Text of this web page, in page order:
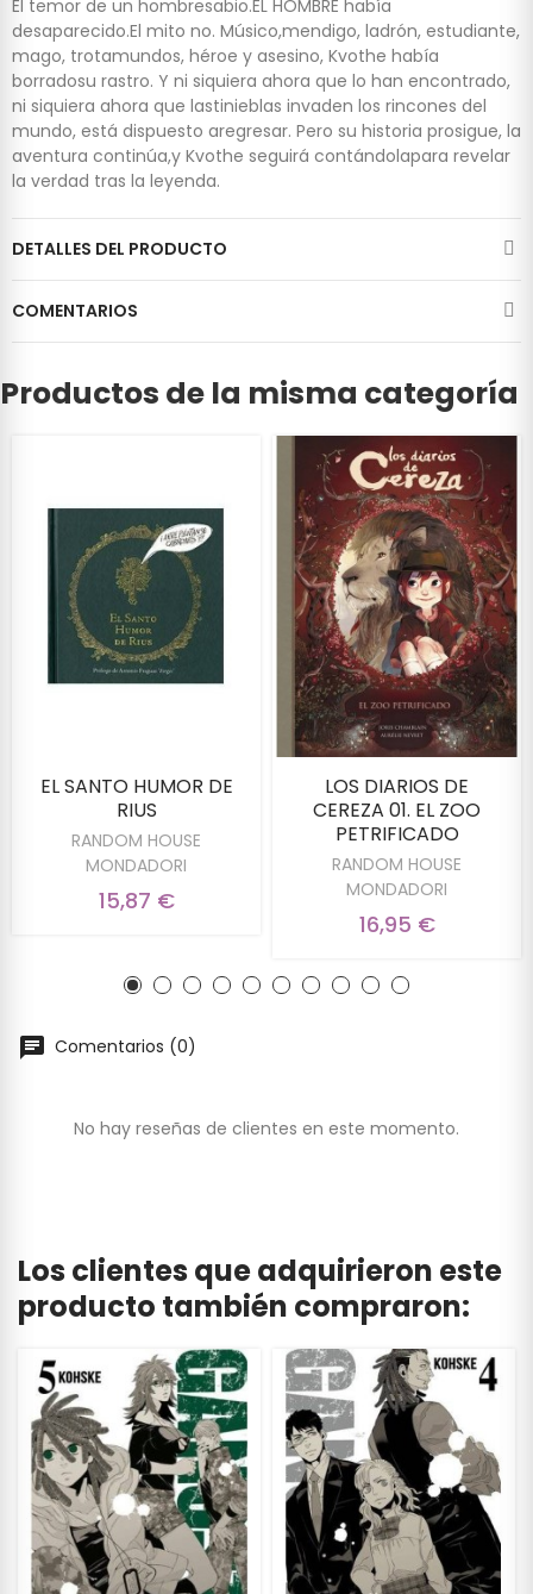
El temor de un hombresabio.EL HOMBRE había
desaparecido.El mito no. Músico,mendigo, ladrón, estudiante,
mago, trotamundos, héroe y asesino, Kvothe había
borradosu rastro. Y ni siquiera ahora que lo han encontrado,
ni siquiera ahora que lastinieblas invaden los rincones del
mundo, está dispuesto aregresar. Pero su historia prosigue, la
aventura continúa,y Kvothe seguirá contándolapara revelar
la verdad tras la leyenda.
DETALLES DEL PRODUCTO
COMENTARIOS
Productos de la misma categoría
EL SANTO HUMOR DE
RIUS
RANDOM HOUSE
MONDADORI
15,87 €
LOS DIARIOS DE
CEREZA 01. EL ZOO
PETRIFICADO
RANDOM HOUSE
MONDADORI
16,95 €
Comentarios (0)
No hay reseñas de clientes en este momento.
Los clientes que adquirieron este
producto también compraron: